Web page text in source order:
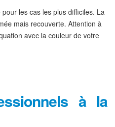
les cas les plus difficiles. La
mais recouverte. Attention à
avec la couleur de votre
à la